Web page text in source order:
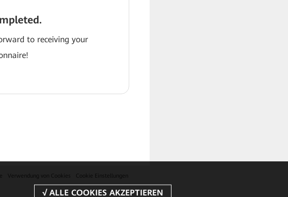
to receiving your
Verwendung von Cookies
Cookie Einstellungen